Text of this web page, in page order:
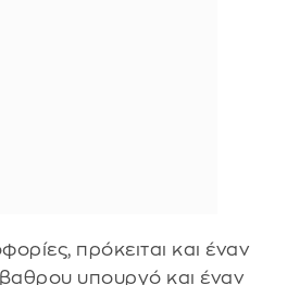
πρόκειται και έναν
υπουργό και έναν